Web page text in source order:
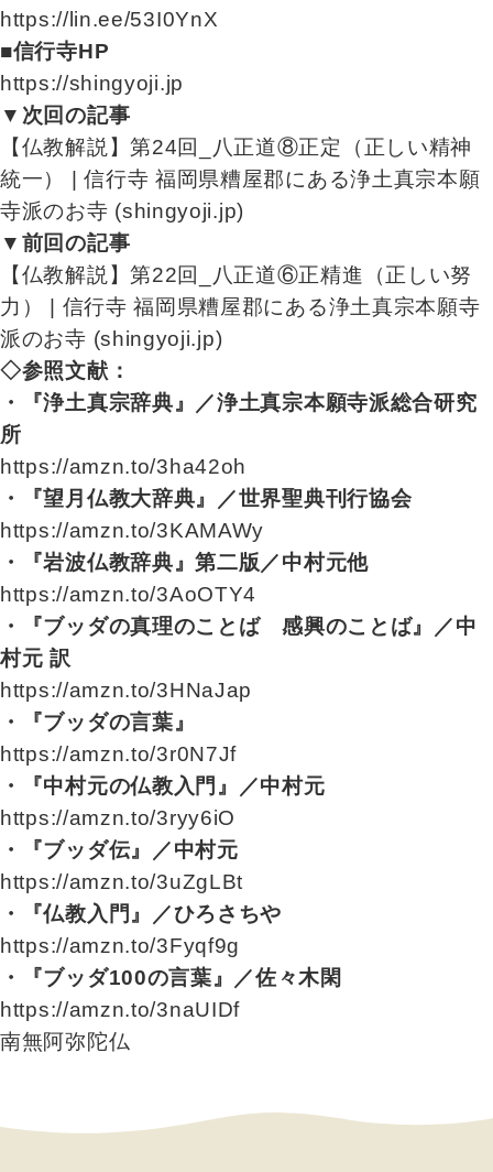
https://lin.ee/53I0YnX
■信行寺HP
https://shingyoji.jp
▼次回の記事
【仏教解説】第24回_八正道⑧正定（正しい精神
統一） | 信行寺 福岡県糟屋郡にある浄土真宗本願
寺派のお寺 (shingyoji.jp)
▼前回の記事
【仏教解説】第22回_八正道⑥正精進（正しい努
力） | 信行寺 福岡県糟屋郡にある浄土真宗本願寺
派のお寺 (shingyoji.jp)
◇参照文献：
・『浄土真宗辞典』／浄土真宗本願寺派総合研究
所
https://amzn.to/3ha42oh
・『望月仏教大辞典』／世界聖典刊行協会
https://amzn.to/3KAMAWy
・『岩波仏教辞典』第二版／中村元他
https://amzn.to/3AoOTY4
・『ブッダの真理のことば 感興のことば』／中
村元 訳
https://amzn.to/3HNaJap
・『ブッダの言葉』
https://amzn.to/3r0N7Jf
・『中村元の仏教入門』／中村元
https://amzn.to/3ryy6iO
・『ブッダ伝』／中村元
https://amzn.to/3uZgLBt
・『仏教入門』／ひろさちや
https://amzn.to/3Fyqf9g
・『ブッダ100の言葉』／佐々木閑
https://amzn.to/3naUIDf
南無阿弥陀仏